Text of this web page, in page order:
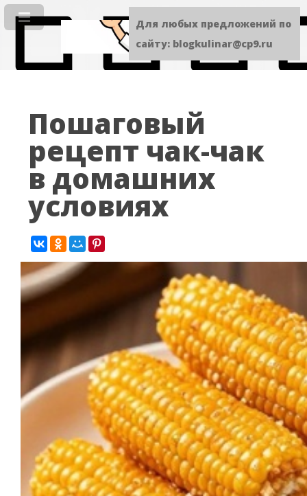
Пошаговый
рецепт чак-чак
в домашних
условиях
Для любых предложений по
сайту: blogkulinar@cp9.ru